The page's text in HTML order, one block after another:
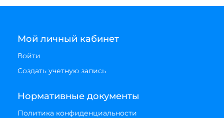
Мой личный кабинет
Войти
Создать учетную запись
Нормативные документы
Политика конфиденциальности